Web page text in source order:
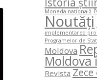
Moneda națională
Noutăți
implementarea
Programelor de Stat
Moldova
Moldova
Revista